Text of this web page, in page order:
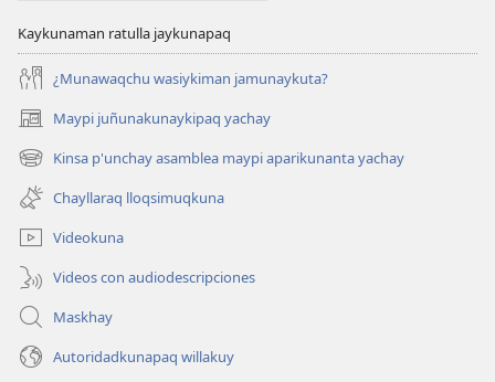
Kaykunaman ratulla jaykunapaq
¿Munawaqchu wasiykiman jamunaykuta?
Maypi juñunakunaykipaq yachay
(abre
una
nueva
ventana)
Kinsa p'unchay asamblea maypi aparikunanta yachay
(abre
una
nueva
ventana)
Chayllaraq lloqsimuqkuna
Videokuna
Videos con audiodescripciones
Maskhay
Autoridadkunapaq willakuy